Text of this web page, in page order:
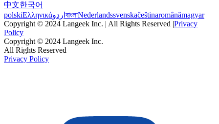
中文한국어
polskiΕλληνικάاردو বাংলাNederlandssvenskačeštinaromânămagyar
Copyright © 2024 Langeek Inc. | All Rights Reserved |Privacy
Policy
Copyright © 2024 Langeek Inc.
All Rights Reserved
Privacy Policy